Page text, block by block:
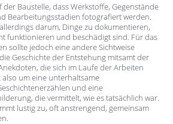
der Baustelle, dass Werkstoffe, Gegenstände
Bearbeitungsstadien fotografiert werden.
darum, Dinge zu dokumentieren,
funktionieren und beschädigt sind. Für das
sollte jedoch eine andere Sichtweise
Geschichte der Entstehung mitsamt der
die sich im Laufe der Arbeiten
um eine unterhaltsame
und eine
die vermittelt, wie es tatsächlich war.
lustig zu, oft anstrengend, gemeinsam